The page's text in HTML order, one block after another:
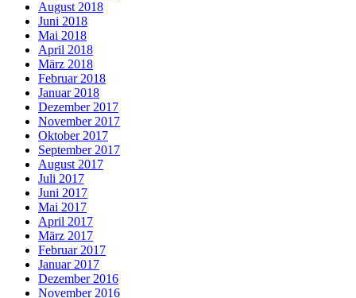
August 2018
Juni 2018
Mai 2018
April 2018
März 2018
Februar 2018
Januar 2018
Dezember 2017
November 2017
Oktober 2017
September 2017
August 2017
Juli 2017
Juni 2017
Mai 2017
April 2017
März 2017
Februar 2017
Januar 2017
Dezember 2016
November 2016